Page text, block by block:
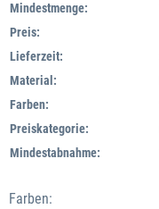
Mindestmenge:
Preis:
Lieferzeit:
Material:
Farben:
Preiskategorie:
Mindestabnahme:
Farben: